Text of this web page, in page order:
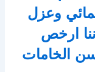
وعزل
ارخص
الخامات